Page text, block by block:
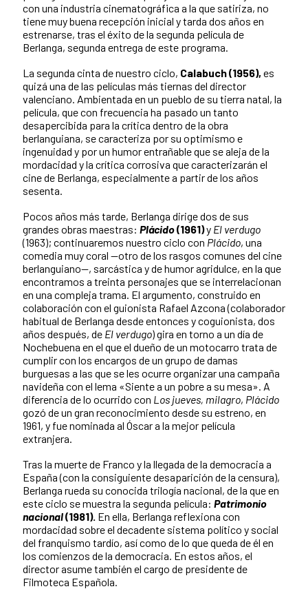
con una industria cinematográfica a la que satiriza, no
tiene muy buena recepción inicial y tarda dos años en
estrenarse, tras el éxito de la segunda película de
Berlanga, segunda entrega de este programa.
La segunda cinta de nuestro ciclo, Calabuch (1956), es
quizá una de las películas más tiernas del director
valenciano. Ambientada en un pueblo de su tierra natal, la
película, que con frecuencia ha pasado un tanto
desapercibida para la crítica dentro de la obra
berlanguiana, se caracteriza por su optimismo e
ingenuidad y por un humor entrañable que se aleja de la
mordacidad y la crítica corrosiva que caracterizarán el
cine de Berlanga, especialmente a partir de los años
sesenta.
Pocos años más tarde, Berlanga dirige dos de sus
grandes obras maestras: Plácido(1961)y El verdugo
(1963); continuaremos nuestro ciclo con Plácido, una
comedia muy coral —otro de los rasgos comunes del cine
berlanguiano—, sarcástica y de humor agridulce, en la que
encontramos a treinta personajes que se interrelacionan
en una compleja trama. El argumento, construido en
colaboración con el guionista Rafael Azcona (colaborador
habitual de Berlanga desde entonces y coguionista, dos
años después, de El verdugo) gira en torno a un día de
Nochebuena en el que el dueño de un motocarro trata de
cumplir con los encargos de un grupo de damas
burguesas a las que se les ocurre organizar una campaña
navideña con el lema «Siente a un pobre a su mesa». A
diferencia de lo ocurrido con Los jueves, milagro, Plácido
gozó de un gran reconocimiento desde su estreno, en
1961, y fue nominada al Óscar a la mejor película
extranjera.
Tras la muerte de Franco y la llegada de la democracia a
España (con la consiguiente desaparición de la censura),
Berlanga rueda su conocida trilogía nacional, de la que en
este ciclo se muestra la segunda película: Patrimonio
nacional(1981). En ella, Berlanga reflexiona con
mordacidad sobre el decadente sistema político y social
del franquismo tardío, así como de lo que queda de él en
los comienzos de la democracia. En estos años, el
director asume también el cargo de presidente de
Filmoteca Española.